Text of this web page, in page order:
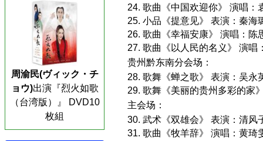
周渝民(ヴィック・チ
ョウ)出演『烈火如歌
（台湾版）』 DVD10
枚組
24. 歌曲《中国欢迎你》 演唱
25. 小品《提意见》 表演：秦海
26. 歌曲《幸福安康》 演唱：陈
27. 歌曲《以人民的名义》 演
贵州黔东南分会场：
28. 歌舞《蝉之歌》 表演：吴
29. 歌舞《美丽的贵州多彩的家
主会场：
30. 武术《双雄会》 表演：清风
31. 歌曲《牧羊辞》 演唱：黄琦